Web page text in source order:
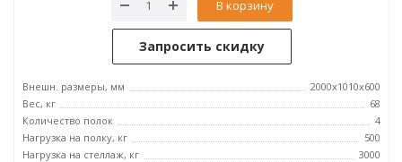
В корзину
Запросить скидку
Внешн. размеры, мм
2000x1010x600
Вес, кг
68
Количество полок
4
Нагрузка на полку, кг
500
Нагрузка на стеллаж, кг
3000